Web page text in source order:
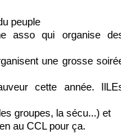
peuple
asso qui organise
une grosse
cette année.
groupes, la sécu...) et
au CCL pour ça.